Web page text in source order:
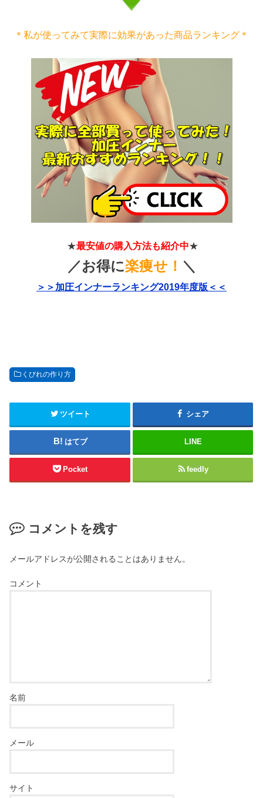
＊私が使ってみて実際に効果があった商品ランキング＊
★最安値の購入方法も紹介中★
／お得に楽痩せ！ ＼
＞＞加圧インナーランキング2019年度版＜＜
くびれの作り方
ツイート シェア
はてブ LINE
Pocket feedly
コメントを残す
メールアドレスが公開されることはありません。
コメント
名前
メール
サイト